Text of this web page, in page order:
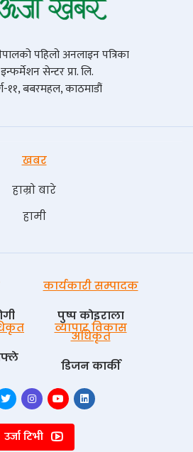
पहिलो अनलाइन पत्रिका
सेन्टर प्रा. लि.
११, बबरमहल, काठमाडौं
खबर
हाम्रो बारे
हामी
कार्यकारी सम्पादक
पुष्प काेइराला
व्यापार विकास
अधिकृत
डिजन कार्की
उर्जा टिभी